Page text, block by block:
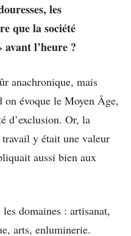
les
que la société
l’heure ?
anachronique, mais
on évoque le Moyen Âge,
d’exclusion. Or, la
y était une valeur
aussi bien aux
domaines : artisanat,
arts, enluminerie.